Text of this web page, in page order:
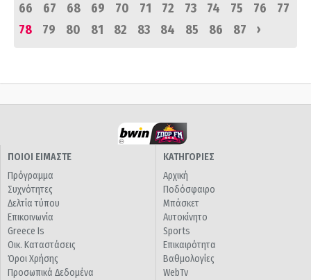
66
67 68 69 70 71 72 73 74 75 76
77
78
79 80 81 82 83 84 85 86 87 ›
ΠΟΙΟΙ ΕΙΜΑΣΤΕ
Πρόγραμμα
Συχνότητες
Δελτία τύπου
Επικοινωνία
Greece Is
Οικ. Καταστάσεις
Όροι Χρήσης
Προσωπικά Δεδομένα
ΚΑΤΗΓΟΡΙΕΣ
Αρχική
Ποδόσφαιρο
Μπάσκετ
Αυτοκίνητο
Sports
Επικαιρότητα
Βαθμολογίες
WebTv